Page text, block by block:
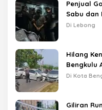
Penjual
Sabu dan
Disebut
Di Lebong
Hilang
Bengkulu
Lampu
Di Kota
Giliran